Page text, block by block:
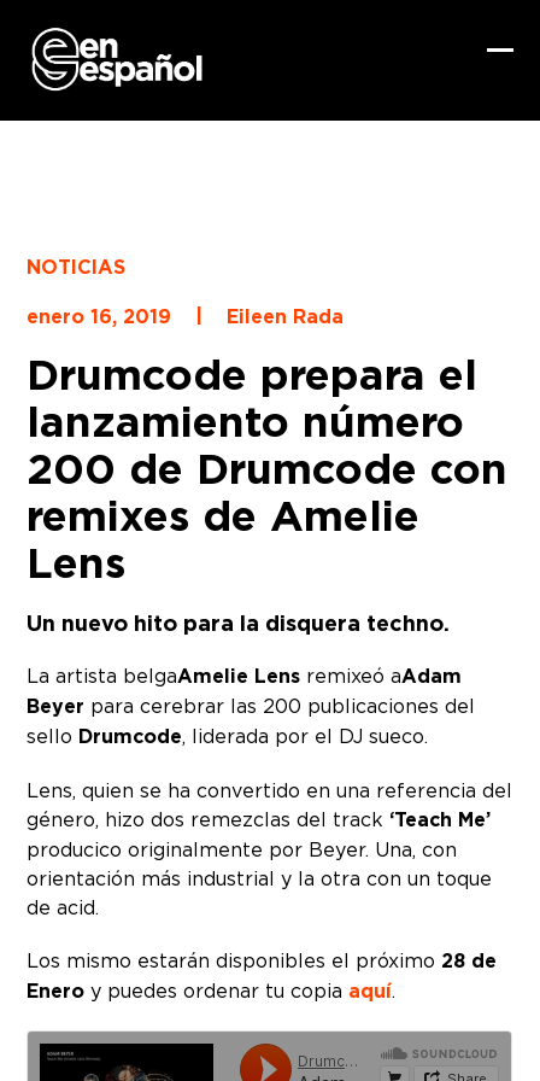
content
NOTICIAS
enero 16, 2019
| Eileen Rada
Drumcode prepara el
lanzamiento número
200 de Drumcode con
remixes de Amelie
Lens
Un nuevo hito para la disquera techno.
La artista belgaAmelie Lens remixeó aAdam
Beyer para cerebrar las 200 publicaciones del
sello Drumcode, liderada por el DJ sueco.
Lens, quien se ha convertido en una referencia del
género, hizo dos remezclas del track ‘Teach Me’
producico originalmente por Beyer. Una, con
orientación más industrial y la otra con un toque
de acid.
Los mismo estarán disponibles el próximo 28 de
Enero y puedes ordenar tu copia aquí.